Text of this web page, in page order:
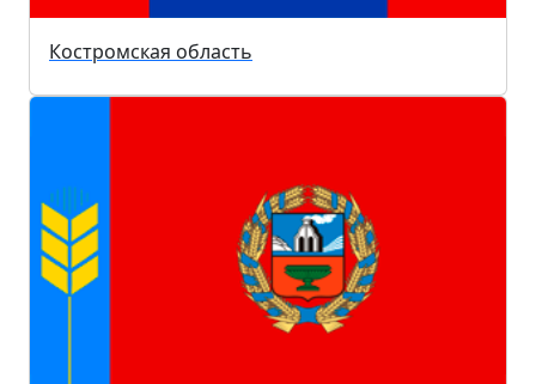
Костромская область